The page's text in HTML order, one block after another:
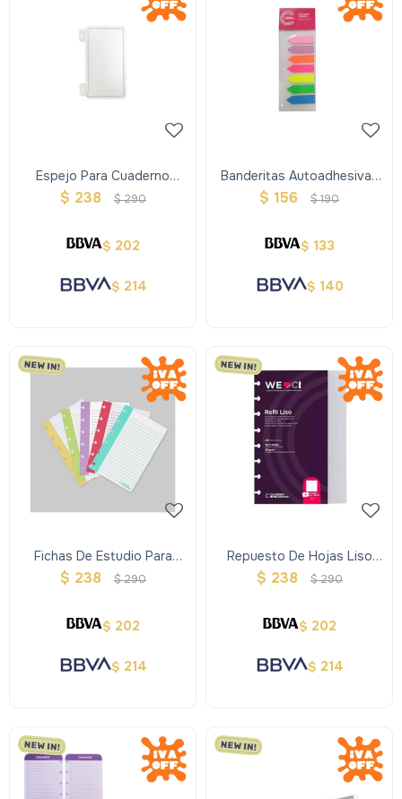
Espejo Para Cuaderno
Inteligente
$ 238 $290
$ 202
$ 214
Banderitas Autoadhesivas
Para Cuadernos Inteligentes
$ 156 $190
$ 133
$ 140
Fichas De Estudio Para
Cuaderno Inteligente
$ 238 $290
$ 202
$ 214
Repuesto De Hojas Liso
Para Cuaderno Inteligente
$ 238 $290
$ 202
$ 214